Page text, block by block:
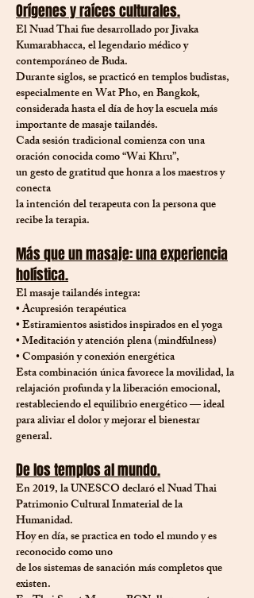
Orígenes y raíces culturales.
El Nuad Thai fue desarrollado por Jivaka
Kumarabhacca, el legendario médico y
contemporáneo de Buda.
Durante siglos, se practicó en templos budistas,
especialmente en Wat Pho, en Bangkok,
considerada hasta el día de hoy la escuela más
importante de masaje tailandés.
Cada sesión tradicional comienza con una
oración conocida como “Wai Khru”,
un gesto de gratitud que honra a los maestros y
conecta
la intención del terapeuta con la persona que
recibe la terapia.
Más que un masaje: una experiencia
holística.
El masaje tailandés integra:
• Acupresión terapéutica
• Estiramientos asistidos inspirados en el yoga
• Meditación y atención plena (mindfulness)
• Compasión y conexión energética
Esta combinación única favorece la movilidad, la
relajación profunda y la liberación emocional,
restableciendo el equilibrio energético — ideal
para aliviar el dolor y mejorar el bienestar
general.
De los templos al mundo.
En 2019, la UNESCO declaró el Nuad Thai
Patrimonio Cultural Inmaterial de la
Humanidad.
Hoy en día, se practica en todo el mundo y es
reconocido como uno
de los sistemas de sanación más completos que
existen.